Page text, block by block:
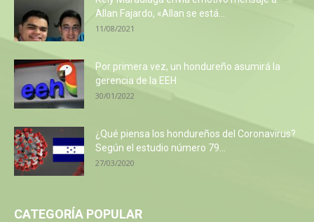
Allan Fajardo, «Allan se está...
11/08/2021
Por primera vez, un hondureño asumirá la
gerencia de la EEH
30/01/2022
¿Qué piensa los hondureños del Coronavirus?
Según el estudio número 79...
27/03/2020
CATEGORÍA POPULAR